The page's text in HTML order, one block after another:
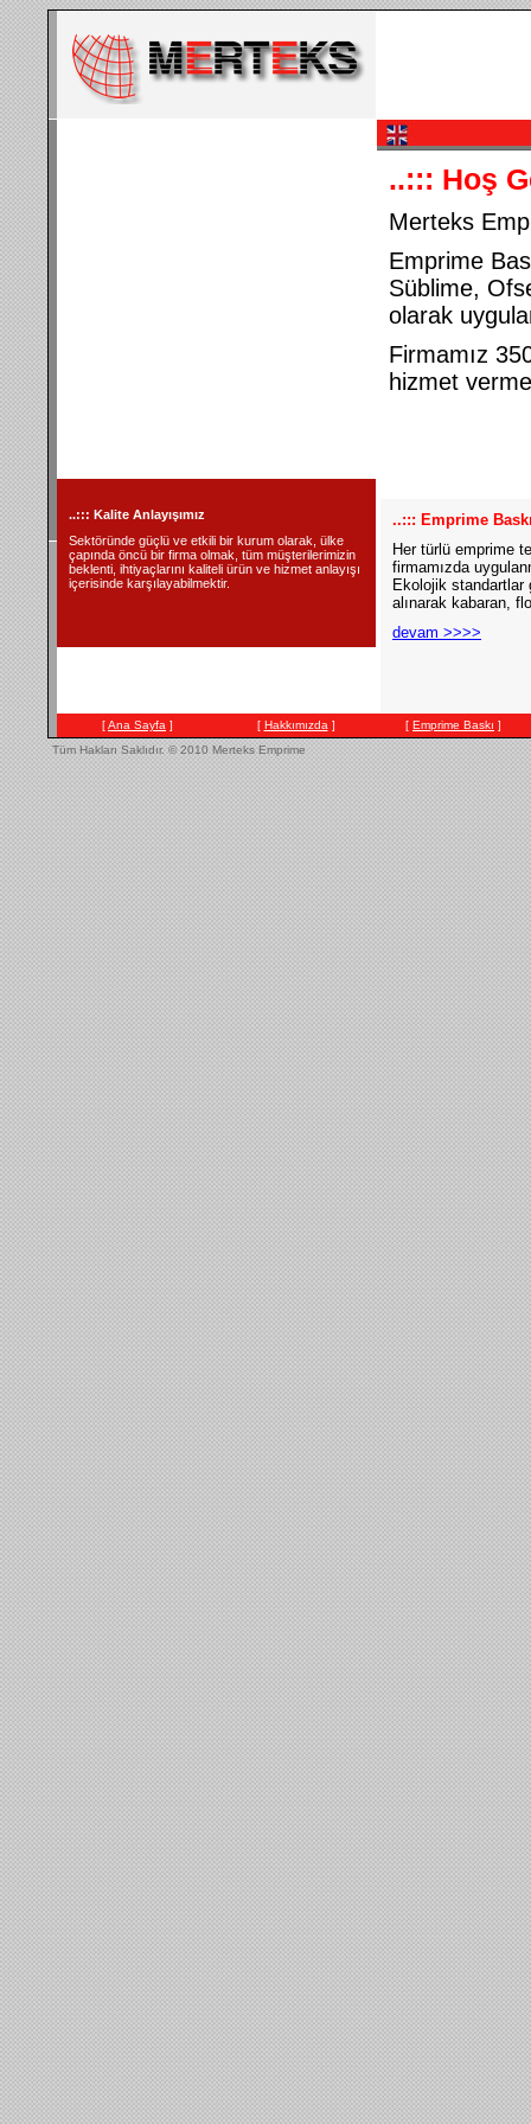
..::: Kalite Anlayışımız
Sektöründe güçlü ve etkili bir kurum olarak, ülke
çapında öncü bir firma olmak, tüm müşterilerimizin
beklenti, ihtiyaçlarını kaliteli ürün ve hizmet anlayışı
içerisinde karşılayabilmektir.
..::: Hoş
Merteks
Emprime
Süblime,
olarak
Firmamız
hizmet
..::: Emprime
Her türlü emprime
firmamızda
Ekolojik standartlar
alınarak kabaran,
devam >>>>
[Ana Sayfa ] [ Hakkımızda ] [ Emprime Baskı ]
Tüm Hakları Saklıdır.© 2010 Merteks Emprime